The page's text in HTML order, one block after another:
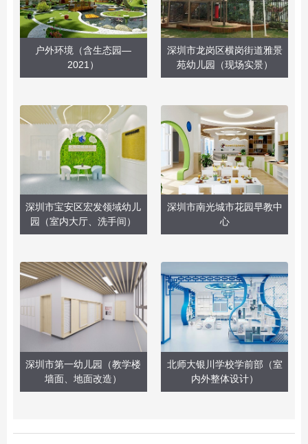
户外环境（含生态园—
2021）
深圳市龙岗区横岗街道雅景
苑幼儿园（现场实景）
深圳市宝安区宏发领域幼儿
园（室内大厅、洗手间）
深圳市南光城市花园早教中
心
深圳市第一幼儿园（教学楼
墙面、地面改造）
北师大银川学校学前部（室
内外整体设计）